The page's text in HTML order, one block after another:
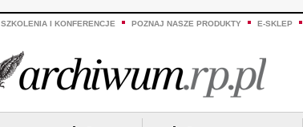
SZKOLENIA I KONFERENCJE POZNAJ NASZE PRODUKTY E-SKLEP